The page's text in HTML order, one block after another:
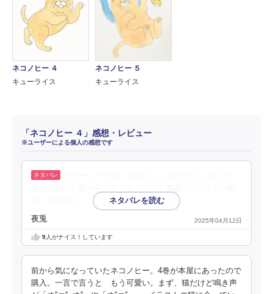
ネコノヒー ４
キューライス
ネコノヒー ５
キューライス
「ネコノヒー ４」感想・レビュー
※ユーザーによる個人の感想です
夜兎 2025年04月12日
9人がナイス！しています
前から気になっていたネコノヒー。4巻が本屋にあったので
購入。一言で言うと もう可愛い。まず、猫だけど鳴き声